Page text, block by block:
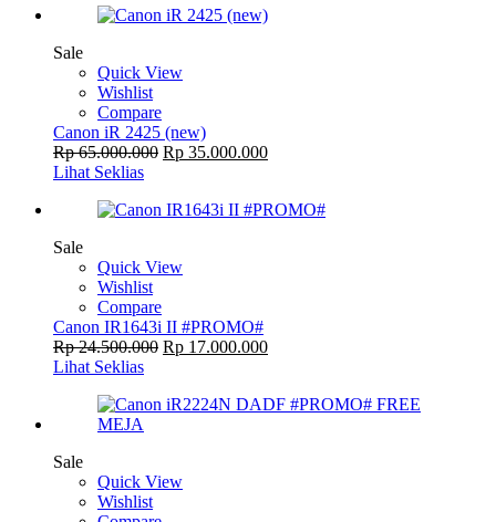
Sale
Quick View
Wishlist
Compare
Canon iR 2425 (new)
Rp65.000.000 Rp 35.000.000
Lihat Seklias
Sale
Quick View
Wishlist
Compare
Canon IR1643i II #PROMO#
Rp24.500.000 Rp 17.000.000
Lihat Seklias
Sale
Quick View
Wishlist